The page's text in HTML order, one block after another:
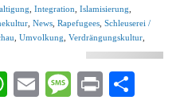
Integration Islamisierung
News Rapefugees Schleuserei /
Umvolkung Verdrängungskultur
WhatsApp
EmailMessage
Print